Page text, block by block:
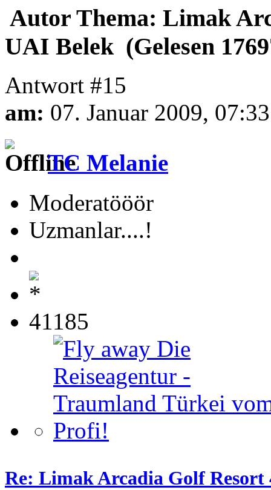
Autor Thema: Limak
UAI Belek (Gelesen
Antwort #15
am: 07. Januar 2009,
TC Melanie
Moderatööör
Uzmanlar....!
41185
Re: Limak Arcadia Golf Resort